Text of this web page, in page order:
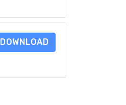
DOWNLOAD